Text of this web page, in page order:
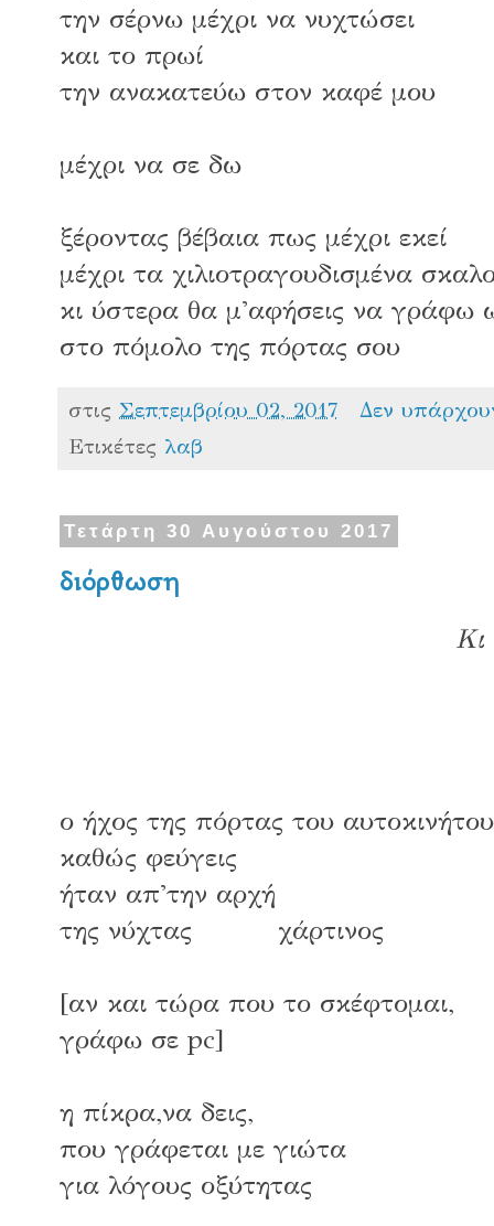
την σέρνω μέχρι να νυχτώσει
και το πρωί
την ανακατεύω στον καφέ μου
μέχρι να σε δω
ξέροντας βέβαια πως μέχρι εκεί
μέχρι τα χιλιοτραγουδισμένα
κι ύστερα θα μ'αφήσεις να γράφω
στο πόμολο της πόρτας σου
στις Σεπτεμβρίου 02, 2017
Δεν
Ετικέτες λαβ
Τετάρτη 30 Αυγούστου 2017
διόρθωση
Κι
ο ήχος της πόρτας του αυτοκινήτου
καθώς φεύγεις
ήταν απ'την αρχή
της νύχτας χάρτινος
[αν και τώρα που το σκέφτομαι,
γράφω σε pc]
η πίκρα,να δεις,
που γράφεται με γιώτα
για λόγους οξύτητας